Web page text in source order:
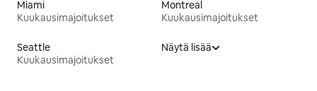
Miami
Kuukausimajoitukset
Montreal
Kuukausimajoitukset
Seattle
Kuukausimajoitukset
Näytä lisää